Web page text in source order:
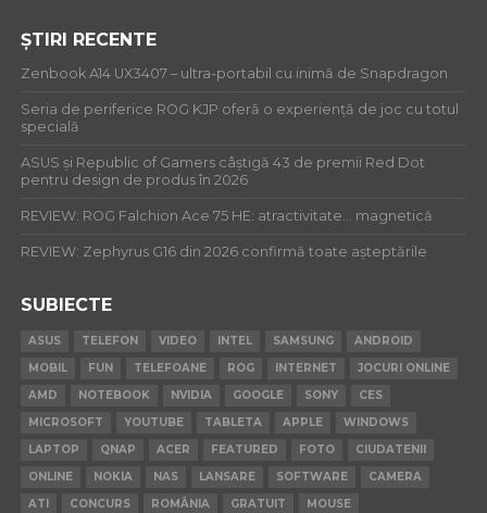
ȘTIRI RECENTE
Zenbook A14 UX3407 – ultra-portabil cu inimă de Snapdragon
Seria de periferice ROG KJP oferă o experiență de joc cu totul
specială
ASUS și Republic of Gamers câștigă 43 de premii Red Dot
pentru design de produs în 2026
REVIEW: ROG Falchion Ace 75 HE: atractivitate… magnetică
REVIEW: Zephyrus G16 din 2026 confirmă toate așteptările
SUBIECTE
ASUS TELEFON VIDEO INTEL SAMSUNG
ANDROID
MOBIL
FUN TELEFOANE ROG INTERNET
JOCURI ONLINE
AMD
NOTEBOOK NVIDIA GOOGLE SONY
CES
MICROSOFT
YOUTUBE TABLETA APPLE
WINDOWS
LAPTOP
QNAP ACER FEATURED FOTO
CIUDATENII
ONLINE
NOKIA NAS LANSARE SOFTWARE
CAMERA
ATI
CONCURS ROMÂNIA GRATUIT MOUSE